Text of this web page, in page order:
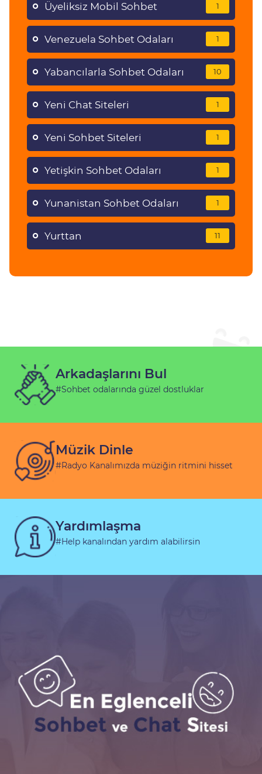
Üyeliksiz Mobil Sohbet 1
Venezuela Sohbet Odaları 1
Yabancılarla Sohbet Odaları 10
Yeni Chat Siteleri 1
Yeni Sohbet Siteleri 1
Yetişkin Sohbet Odaları 1
Yunanistan Sohbet Odaları 1
Yurttan 11
Arkadaşlarını Bul
#Sohbet odalarında güzel dostluklar
Müzik Dinle
#Radyo Kanalımızda müziğin ritmini hisset
Yardımlaşma
#Help kanalından yardım alabilirsin